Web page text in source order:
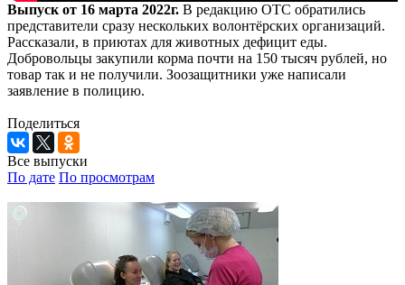
Выпуск от 16 марта 2022г. В редакцию ОТС обратились
представители сразу нескольких волонтёрских организаций.
Рассказали, в приютах для животных дефицит еды.
Добровольцы закупили корма почти на 150 тысяч рублей, но
товар так и не получили. Зоозащитники уже написали
заявление в полицию.
Поделиться
Все выпуски
По дате По просмотрам